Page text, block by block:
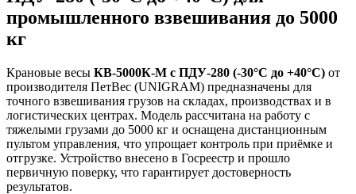
промышленного взвешивания до 5000
кг
Крановые весы КВ-5000К-М с ПДУ-280 (-30°C до +40°C) от
производителя ПетВес (UNIGRAM) предназначены для
точного взвешивания грузов на складах, производствах и в
логистических центрах. Модель рассчитана на работу с
тяжелыми грузами до 5000 кг и оснащена дистанционным
пультом управления, что упрощает контроль при приёмке и
отгрузке. Устройство внесено в Госреестр и прошло
первичную поверку, что гарантирует достоверность
результатов.